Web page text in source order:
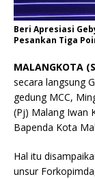
Beri Apresiasi
Pesankan Tiga
MALANGKOTA
secara langsung
gedung MCC,
(Pj) Malang Iwan
Bapenda Kota
Hal itu
unsur